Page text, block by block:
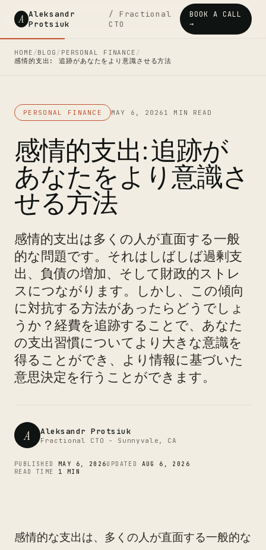
A Aleksandr
Protsiuk
/ Fractional
CTO
BOOK A CALL
→
HOME /BLOG / PERSONAL FINANCE /
感情的支出: 追跡があなたをより意識させる方法
PERSONAL FINANCE MAY 6, 2026 1 MIN READ
感情的支出: 追跡が
あなたをより意識さ
せる方法
感情的支出は多くの人が直面する一般
的な問題です。それはしばしば過剰支
出、負債の増加、そして財政的ストレ
スにつながります。しかし、この傾向
に対抗する方法があったらどうでしょ
うか？経費を追跡することで、あなた
の支出習慣についてより大きな意識を
得ることができ、より情報に基づいた
意思決定を行うことができます。
A Aleksandr Protsiuk
Fractional CTO - Sunnyvale, CA
PUBLISHED MAY 6, 2026UPDATED AUG 6, 2026
READ TIME 1 MIN
感情的な支出は、多くの人が直面する一般的な